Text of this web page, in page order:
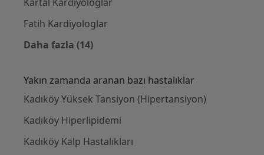
Fatih Kardiyologlar
Daha fazla (14)
Yakın zamanda aranan bazı hastalıklar
Kadıköy Yüksek Tansiyon (Hipertansiyon)
Kadıköy Hiperlipidemi
Kadıköy Kalp Hastalıkları